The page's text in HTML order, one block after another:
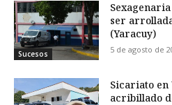
Sucesos
ser
(Yaracuy)
5 de agosto de
Sicariato en
acribillado